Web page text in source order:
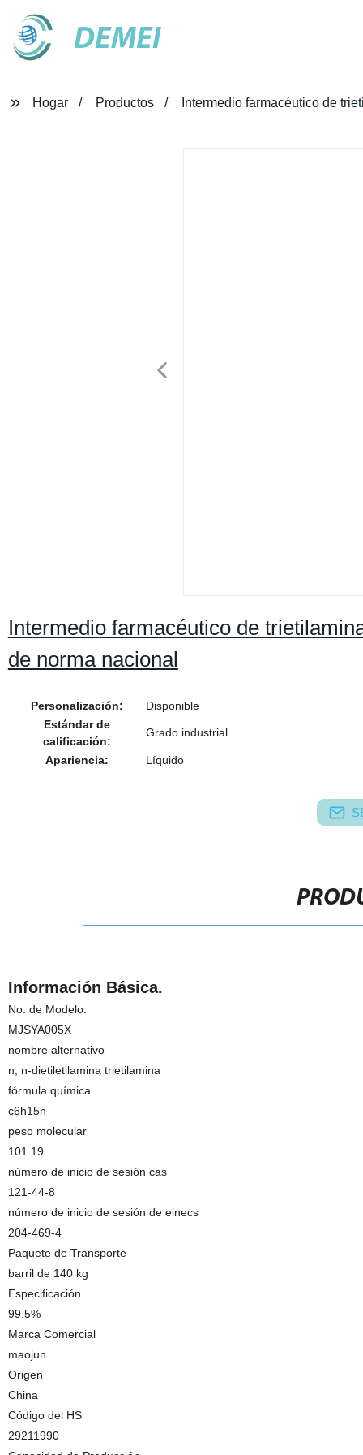
DEMEI
Hogar Productos Intermedio farmacéutico de
Intermedio farmacéutico de
de norma nacional
Personalización:
Disponible
Estándar de
calificación:
Grado industrial
Apariencia: Líquido
Información Básica.
No. de Modelo.
MJSYA005X
nombre alternativo
n, n-dietiletilamina trietilamina
fórmula química
c6h15n
peso molecular
101.19
número de inicio de sesión cas
121-44-8
número de inicio de sesión de einecs
204-469-4
Paquete de Transporte
barril de 140 kg
Especificación
99.5%
Marca Comercial
maojun
Origen
China
Código del HS
29211990